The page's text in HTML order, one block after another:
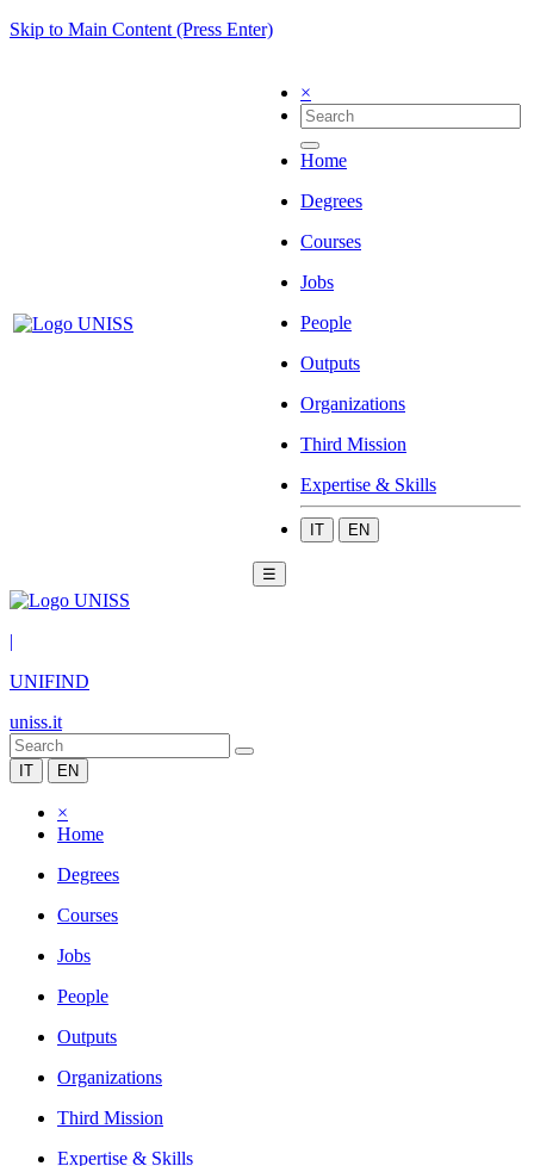
Skip to Main Content (Press Enter)
×
Home
Degrees
Courses
Jobs
People
Outputs
Organizations
Third Mission
Expertise & Skills
IT EN
☰
|
UNIFIND
uniss.it
IT EN
×
Home
Degrees
Courses
Jobs
People
Outputs
Organizations
Third Mission
Expertise & Skills